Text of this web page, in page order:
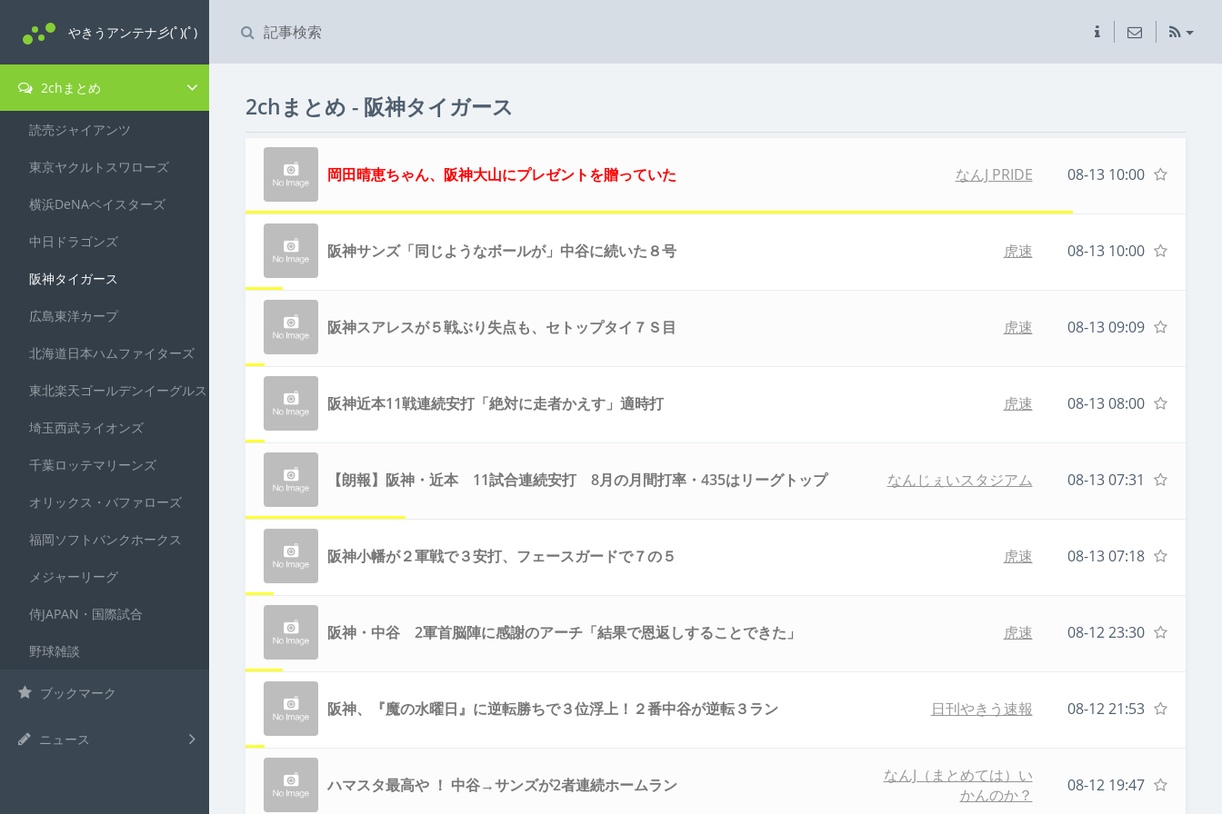
やきうアンテナ彡(ﾟ)(ﾟ)
2chまとめ
読売ジャイアンツ
東京ヤクルトスワローズ
横浜DeNAベイスターズ
中日ドラゴンズ
阪神タイガース
広島東洋カープ
北海道日本ハムファイターズ
東北楽天ゴールデンイーグルス
埼玉西武ライオンズ
千葉ロッテマリーンズ
オリックス・バファローズ
福岡ソフトバンクホークス
メジャーリーグ
侍JAPAN・国際試合
野球雑談
ブックマーク
ニュース
2chまとめ - 阪神タイガース
岡田晴恵ちゃん、阪神大山にプレゼントを贈っていた なんJ PRIDE 08-13 10:00
阪神サンズ「同じようなボールが」中谷に続いた８号 虎速 08-13 10:00
阪神スアレスが５戦ぶり失点も、セトップタイ７Ｓ目 虎速 08-13 09:09
阪神近本11戦連続安打「絶対に走者かえす」適時打 虎速 08-13 08:00
【朗報】阪神・近本 11試合連続安打 8月の月間打率・435はリーグトップ なんじぇいスタジアム 08-13 07:31
阪神小幡が２軍戦で３安打、フェースガードで７の５ 虎速 08-13 07:18
阪神・中谷 2軍首脳陣に感謝のアーチ「結果で恩返しすることできた」 虎速 08-12 23:30
阪神、『魔の水曜日』に逆転勝ちで３位浮上！２番中谷が逆転３ラン 日刊やきう速報 08-12 21:53
ハマスタ最高や ！ 中谷→サンズが2者連続ホームラン
なんJ（まとめては）い
かんのか？
08-12 19:47